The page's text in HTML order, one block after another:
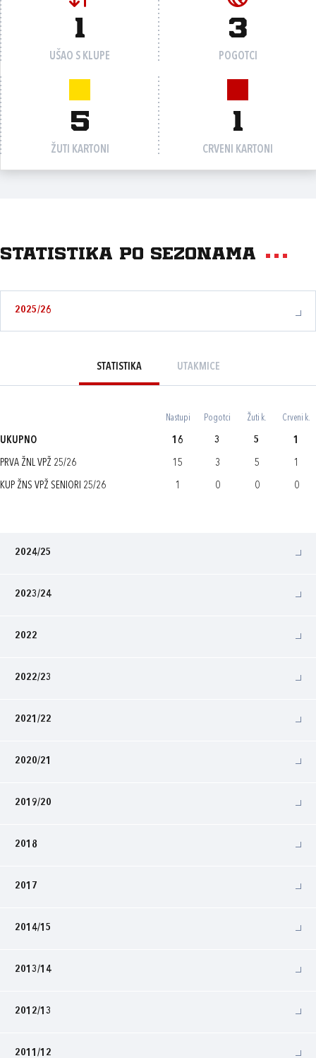
1
UŠAO S KLUPE
3
POGOTCI
5
ŽUTI KARTONI
1
CRVENI KARTONI
Statistika po sezonama
2025/26
STATISTIKA UTAKMICE
Nastupi Pogotci Žuti k. Crveni k.
UKUPNO 16 3 5 1
PRVA ŽNL VPŽ 25/26 15 3 5 1
KUP ŽNS VPŽ SENIORI 25/26 1 0 0 0
2024/25
2023/24
2022
2022/23
2021/22
2020/21
2019/20
2018
2017
2014/15
2013/14
2012/13
2011/12